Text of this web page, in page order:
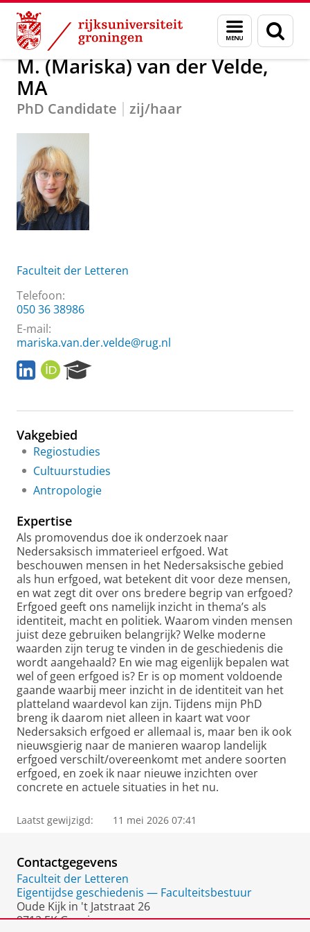
Skip
Content
Skip
Navigation
Menu
en
zoeken
Over ons M. (Mariska) van der Velde, MA
M. (Mariska) van der Velde,
MA
PhD Candidate zij/haar
Faculteit der Letteren
Telefoon:
050 36 38986
E-mail:
mariska.van.der.velde@rug.nl
L
i
k
d
I
n
O
R
I
e
c
h
P
o
a
Vakgebied
Regiostudies
Cultuurstudies
Antropologie
Expertise
Als promovendus doe ik onderzoek naar
Nedersaksisch immaterieel erfgoed. Wat
beschouwen mensen in het Nedersaksische gebied
als hun erfgoed, wat betekent dit voor deze mensen,
en wat zegt dit over ons bredere begrip van erfgoed?
Erfgoed geeft ons namelijk inzicht in thema’s als
identiteit, macht en politiek. Waarom vinden mensen
juist deze gebruiken belangrijk? Welke moderne
waarden zijn terug te vinden in de geschiedenis die
wordt aangehaald? En wie mag eigenlijk bepalen wat
wel of geen erfgoed is? Er is op moment voldoende
gaande waarbij meer inzicht in de identiteit van het
platteland waardevol kan zijn. Tijdens mijn PhD
breng ik daarom niet alleen in kaart wat voor
Nedersaksich erfgoed er allemaal is, maar ben ik ook
nieuwsgierig naar de manieren waarop landelijk
erfgoed verschilt/overeenkomt met andere soorten
erfgoed, en zoek ik naar nieuwe inzichten over
concrete en actuele situaties in het nu.
Laatst gewijzigd: 11 mei 2026 07:41
Contactgegevens
Faculteit der Letteren
Eigentijdse geschiedenis — Faculteitsbestuur
Oude Kijk in 't Jatstraat 26
9712 EK Groningen